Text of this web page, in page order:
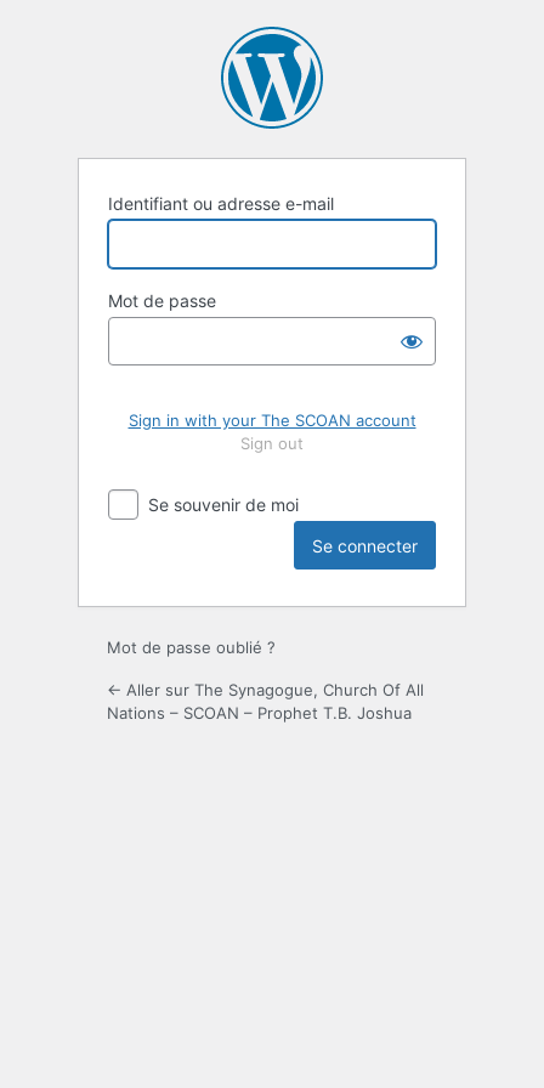
Identifiant ou adresse e-mail
Mot de passe
Sign in with your The SCOAN account
Sign out
Se souvenir de moi
Mot de passe oublié ?
← Aller sur The Synagogue, Church Of All
Nations – SCOAN – Prophet T.B. Joshua